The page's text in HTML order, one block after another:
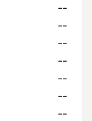
--
--
--
--
--
--
--